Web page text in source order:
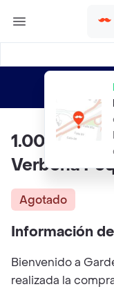
1.000
Verbena
Agotado
Información
Bienvenido a
realizada la